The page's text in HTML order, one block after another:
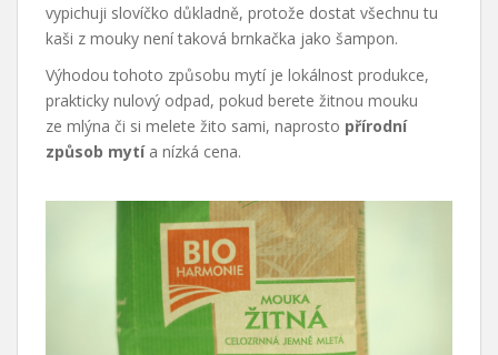
vypichuji slovíčko důkladně, protože dostat všechnu tu
kaši z mouky není taková brnkačka jako šampon.
Výhodou tohoto způsobu mytí je lokálnost produkce,
prakticky nulový odpad, pokud berete žitnou mouku
ze mlýna či si melete žito sami, naprosto přírodní
způsob mytía nízká cena.